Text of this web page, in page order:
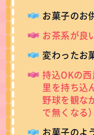
お菓子のお
お茶系が良
変わったお
持込OKの
里を持ち込
野球を観な
で無くなる）
お菓子のよ